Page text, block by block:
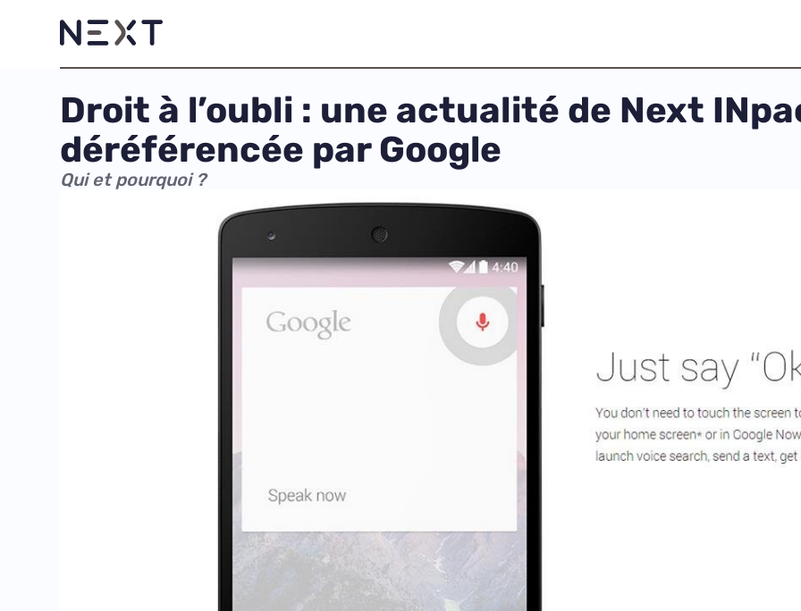
Droit à l’oubli : une actualité de Next
déréférencée par Google
Qui et pourquoi ?